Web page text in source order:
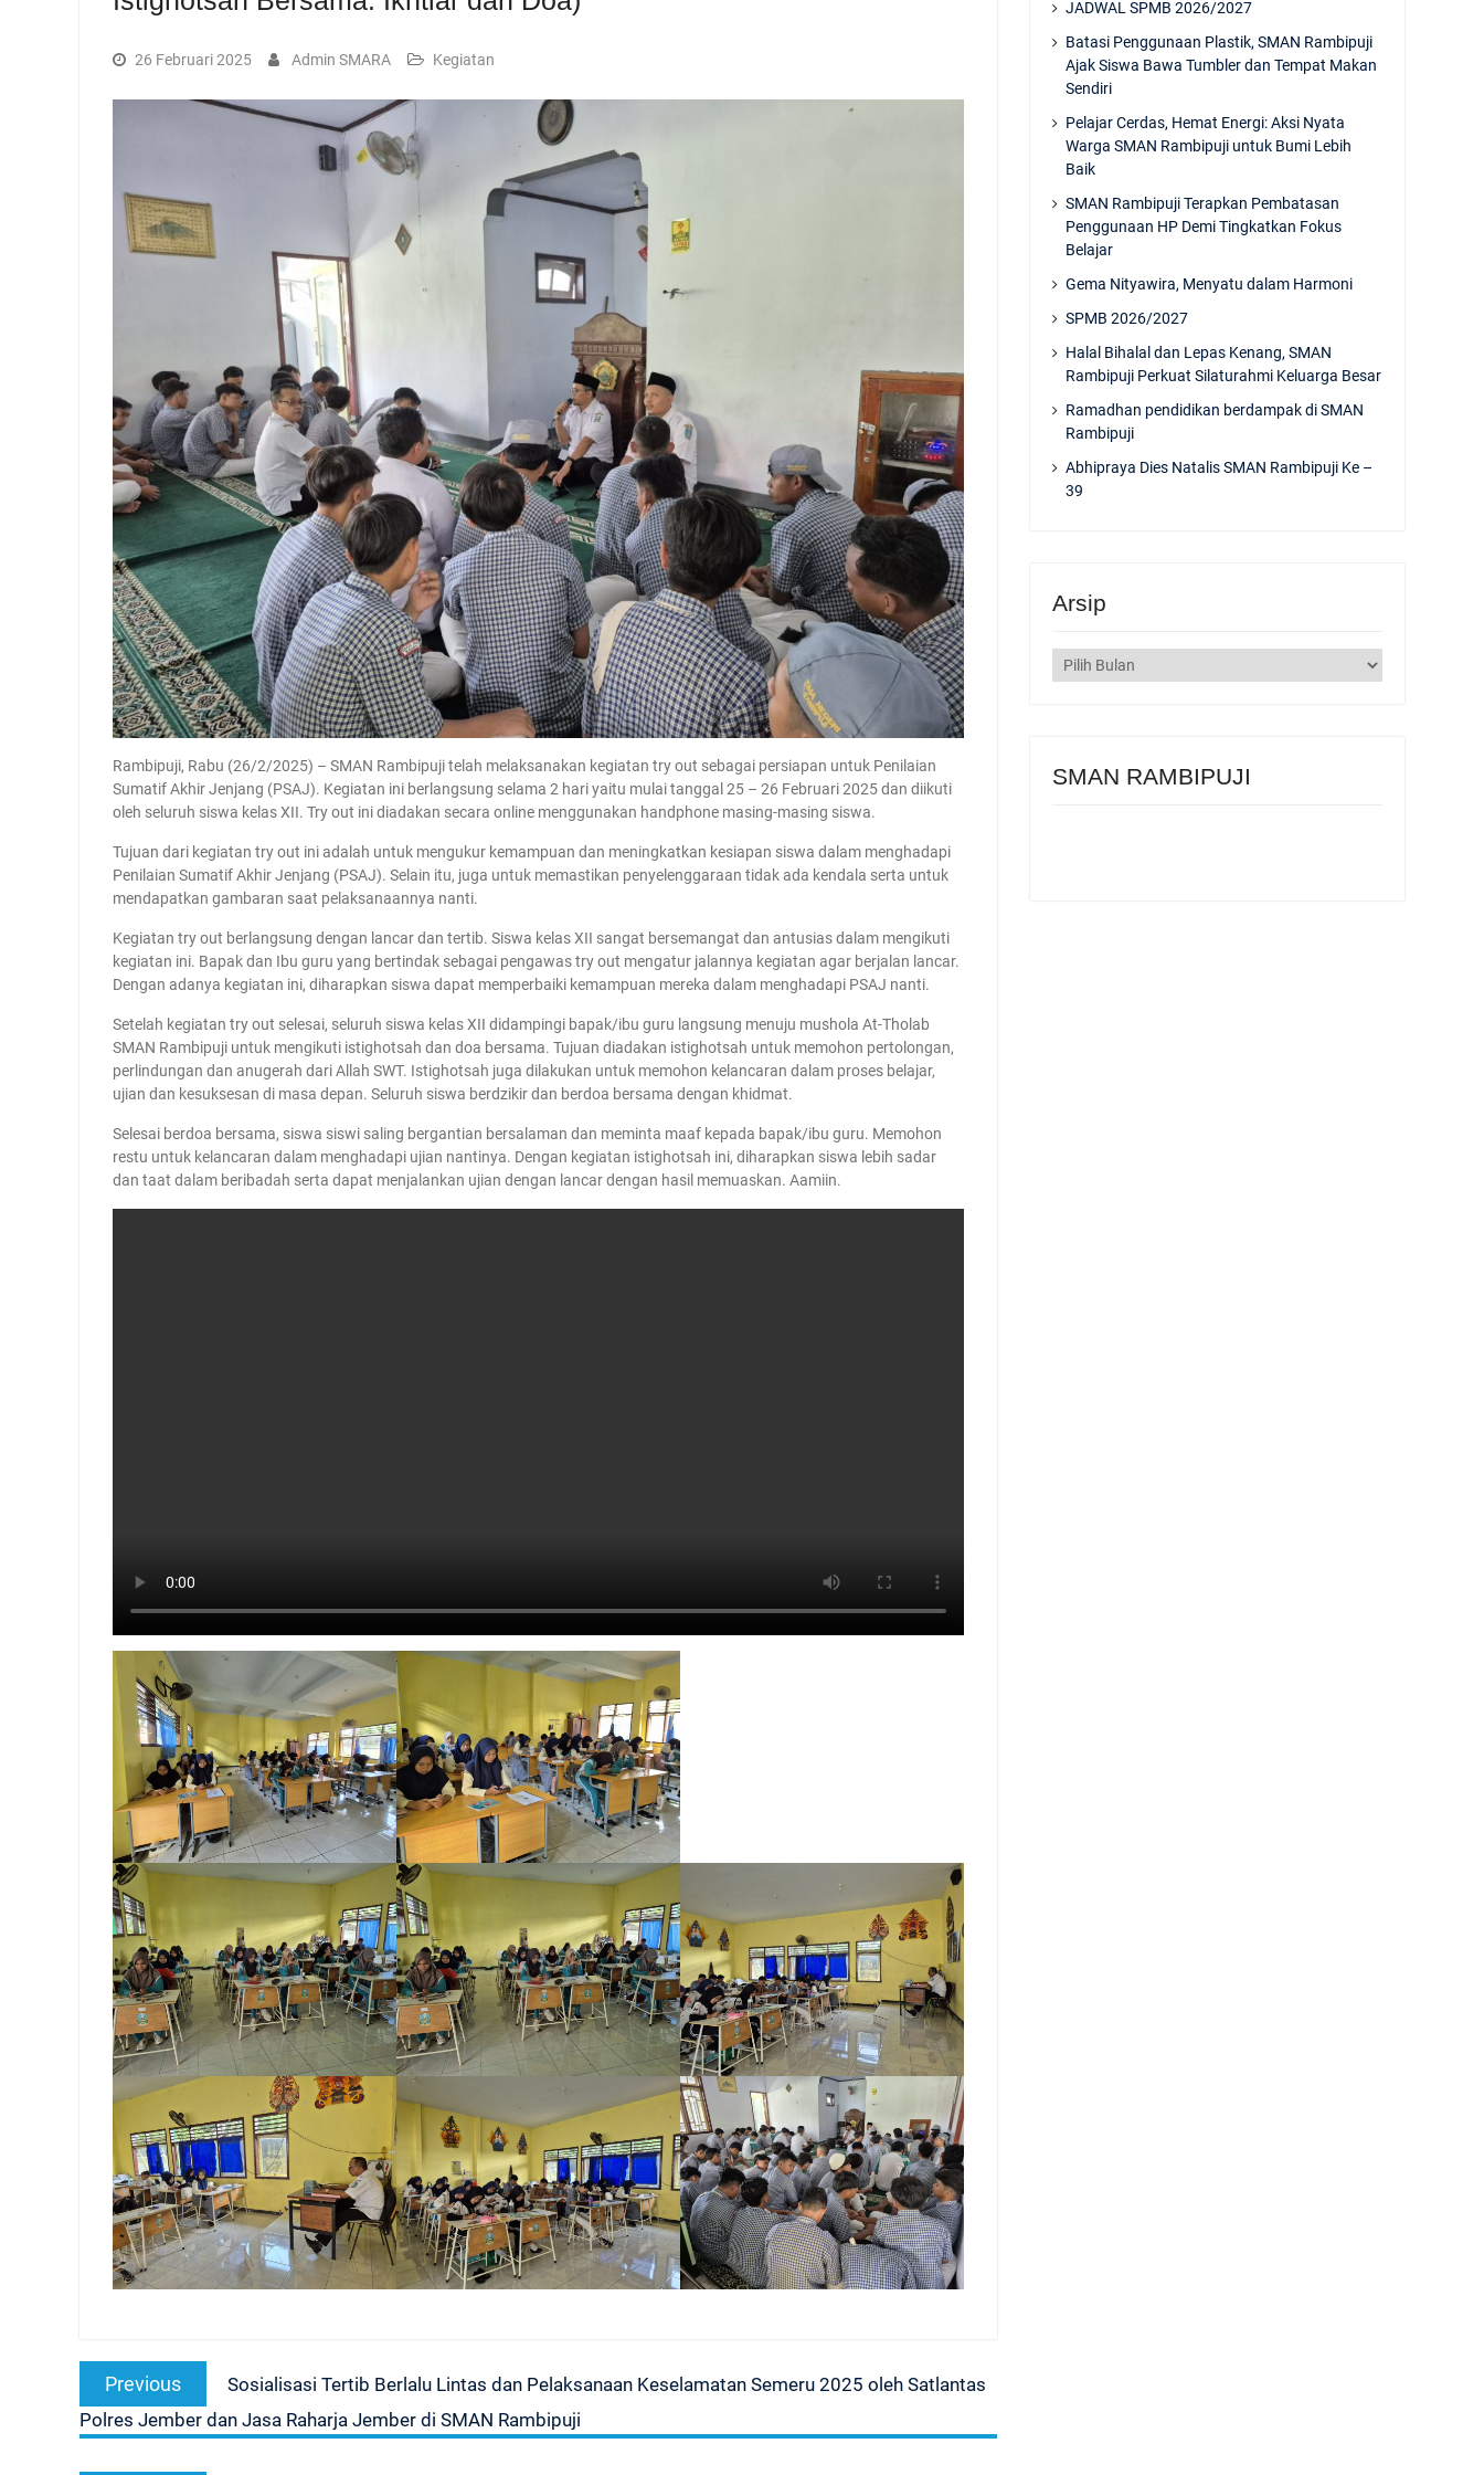
26 Februari 2025 Admin SMARA Kegiatan
Rambipuji, Rabu (26/2/2025) – SMAN Rambipuji telah melaksanakan kegiatan try out sebagai persiapan untuk Penilaian
Sumatif Akhir Jenjang (PSAJ). Kegiatan ini berlangsung selama 2 hari yaitu mulai tanggal 25 – 26 Februari 2025 dan diikuti
oleh seluruh siswa kelas XII. Try out ini diadakan secara online menggunakan handphone masing-masing siswa.
Tujuan dari kegiatan try out ini adalah untuk mengukur kemampuan dan meningkatkan kesiapan siswa dalam menghadapi
Penilaian Sumatif Akhir Jenjang (PSAJ). Selain itu, juga untuk memastikan penyelenggaraan tidak ada kendala serta untuk
mendapatkan gambaran saat pelaksanaannya nanti.
Kegiatan try out berlangsung dengan lancar dan tertib. Siswa kelas XII sangat bersemangat dan antusias dalam mengikuti
kegiatan ini. Bapak dan Ibu guru yang bertindak sebagai pengawas try out mengatur jalannya kegiatan agar berjalan lancar.
Dengan adanya kegiatan ini, diharapkan siswa dapat memperbaiki kemampuan mereka dalam menghadapi PSAJ nanti.
Setelah kegiatan try out selesai, seluruh siswa kelas XII didampingi bapak/ibu guru langsung menuju mushola At-Tholab
SMAN Rambipuji untuk mengikuti istighotsah dan doa bersama. Tujuan diadakan istighotsah untuk memohon pertolongan,
perlindungan dan anugerah dari Allah SWT. Istighotsah juga dilakukan untuk memohon kelancaran dalam proses belajar,
ujian dan kesuksesan di masa depan. Seluruh siswa berdzikir dan berdoa bersama dengan khidmat.
Selesai berdoa bersama, siswa siswi saling bergantian bersalaman dan meminta maaf kepada bapak/ibu guru. Memohon
restu untuk kelancaran dalam menghadapi ujian nantinya. Dengan kegiatan istighotsah ini, diharapkan siswa lebih sadar
dan taat dalam beribadah serta dapat menjalankan ujian dengan lancar dengan hasil memuaskan. Aamiin.
Navigasi
posPrevious
Previous
post:
Sosialisasi Tertib Berlalu Lintas dan Pelaksanaan Keselamatan Semeru 2025 oleh Satlantas
Polres Jember dan Jasa Raharja Jember di SMAN Rambipuji
JADWAL SPMB 2026/2027
Batasi Penggunaan Plastik, SMAN Rambipuji
Ajak Siswa Bawa Tumbler dan Tempat Makan
Sendiri
Pelajar Cerdas, Hemat Energi: Aksi Nyata
Warga SMAN Rambipuji untuk Bumi Lebih
Baik
SMAN Rambipuji Terapkan Pembatasan
Penggunaan HP Demi Tingkatkan Fokus
Belajar
Gema Nityawira, Menyatu dalam Harmoni
SPMB 2026/2027
Halal Bihalal dan Lepas Kenang, SMAN
Rambipuji Perkuat Silaturahmi Keluarga Besar
Ramadhan pendidikan berdampak di SMAN
Rambipuji
Abhipraya Dies Natalis SMAN Rambipuji Ke –
39
Arsip
Arsip
SMAN RAMBIPUJI